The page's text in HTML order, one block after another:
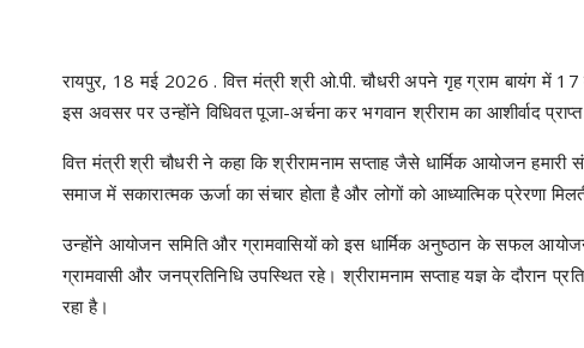
रायपुर, 18 मई 2026 . वित्त मंत्री श्री ओ.पी. चौधरी अपने गृह ग्राम बायंग में
इस अवसर पर उन्होंने विधिवत पूजा-अर्चना कर भगवान श्रीराम का आशीर्वाद
वित्त मंत्री श्री चौधरी ने कहा कि श्रीरामनाम सप्ताह जैसे धार्मिक आयोजन
समाज में सकारात्मक ऊर्जा का संचार होता है और लोगों को आध्यात्मिक प्रेरणा
उन्होंने आयोजन समिति और ग्रामवासियों को इस धार्मिक अनुष्ठान के सफल
ग्रामवासी और जनप्रतिनिधि उपस्थित रहे। श्रीरामनाम सप्ताह यज्ञ के दौरान
रहा है।